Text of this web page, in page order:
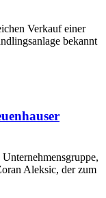
Verkauf einer
bekannt
Aleksic, der zum